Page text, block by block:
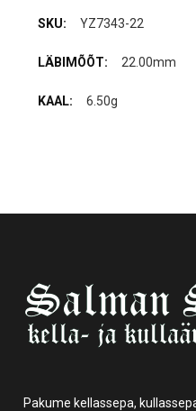
YZ7343-22
22.00mm
6.50g
Pakume kellassepa,